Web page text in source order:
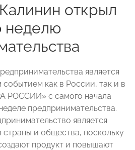
открыл
неделю
является
событием как в России, так и в
РОССИИ» с самого начала
предпринимательства.
является
и общества, поскольку
продукт и повышают